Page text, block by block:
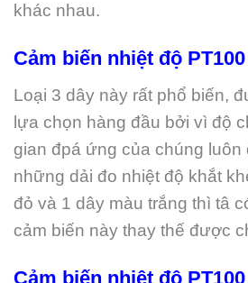
khác nhau.
Cảm biến nhiệt độ
Loại 3 dây này rất phổ biến,
lựa chọn hàng đầu bởi vì độ
gian đpá ứng của chúng
những dải đo nhiệt độ khắt
đỏ và 1 dây màu trắng thì tâ
cảm biến này thay thế được
Cảm biến nhiệt độ